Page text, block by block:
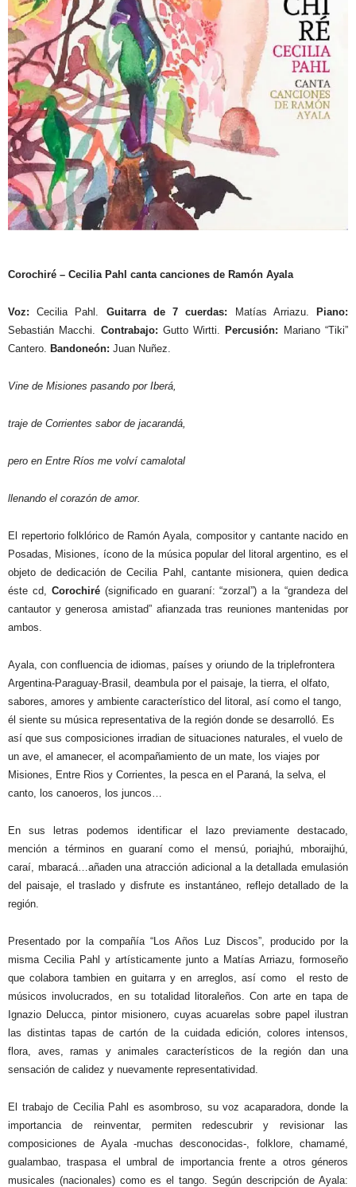
Corochiré – Cecilia Pahl canta canciones de Ramón Ayala
Voz: Cecilia Pahl. Guitarra de 7 cuerdas: Matías Arriazu.
Piano:
Sebastián Macchi. Contrabajo: Gutto Wirtti. Percusión: Mariano “Tiki”
Cantero. Bandoneón: Juan Nuñez.
Vine de Misiones pasando por Iberá,
traje de Corrientes sabor de jacarandá,
pero en Entre Ríos me volví camalotal
llenando el corazón de amor.
El repertorio folklórico de Ramón Ayala, compositor y cantante nacido en
Posadas, Misiones, ícono de la música popular del litoral argentino, es el
objeto de dedicación de Cecilia Pahl, cantante misionera, quien dedica
éste cd, Corochiré(significado en guaraní: “zorzal”) a la “grandeza del
cantautor y generosa amistad” afianzada tras reuniones mantenidas por
ambos.
Ayala, con confluencia de idiomas, países y oriundo de la triplefrontera
Argentina-Paraguay-Brasil, deambula por el paisaje, la tierra, el olfato,
sabores, amores y ambiente característico del litoral, así como el tango,
él siente su música representativa de la región donde se desarrolló. Es
así que sus composiciones irradian de situaciones naturales, el vuelo de
un ave, el amanecer, el acompañamiento de un mate, los viajes por
Misiones, Entre Rios y Corrientes, la pesca en el Paraná, la selva, el
canto, los canoeros, los juncos…
En sus letras podemos identificar el lazo previamente destacado,
mención a términos en guaraní como el mensú, poriajhú, mboraijhú,
caraí, mbaracá…añaden una atracción adicional a la detallada emulasión
del paisaje, el traslado y disfrute es instantáneo, reflejo detallado de la
región.
Presentado por la compañía “Los Años Luz Discos”, producido por la
misma Cecilia Pahl y artísticamente junto a Matías Arriazu, formoseño
que colabora tambien en guitarra y en arreglos, así como el resto de
músicos involucrados, en su totalidad litoraleños. Con arte en tapa de
Ignazio Delucca, pintor misionero, cuyas acuarelas sobre papel ilustran
las distintas tapas de cartón de la cuidada edición, colores intensos,
flora, aves, ramas y animales característicos de la región dan una
sensación de calidez y nuevamente representatividad.
El trabajo de Cecilia Pahl es asombroso, su voz acaparadora, donde la
importancia de reinventar, permiten redescubrir y revisionar las
composiciones de Ayala -muchas desconocidas-, folklore, chamamé,
gualambao, traspasa el umbral de importancia frente a otros géneros
musicales (nacionales) como es el tango. Según descripción de Ayala: